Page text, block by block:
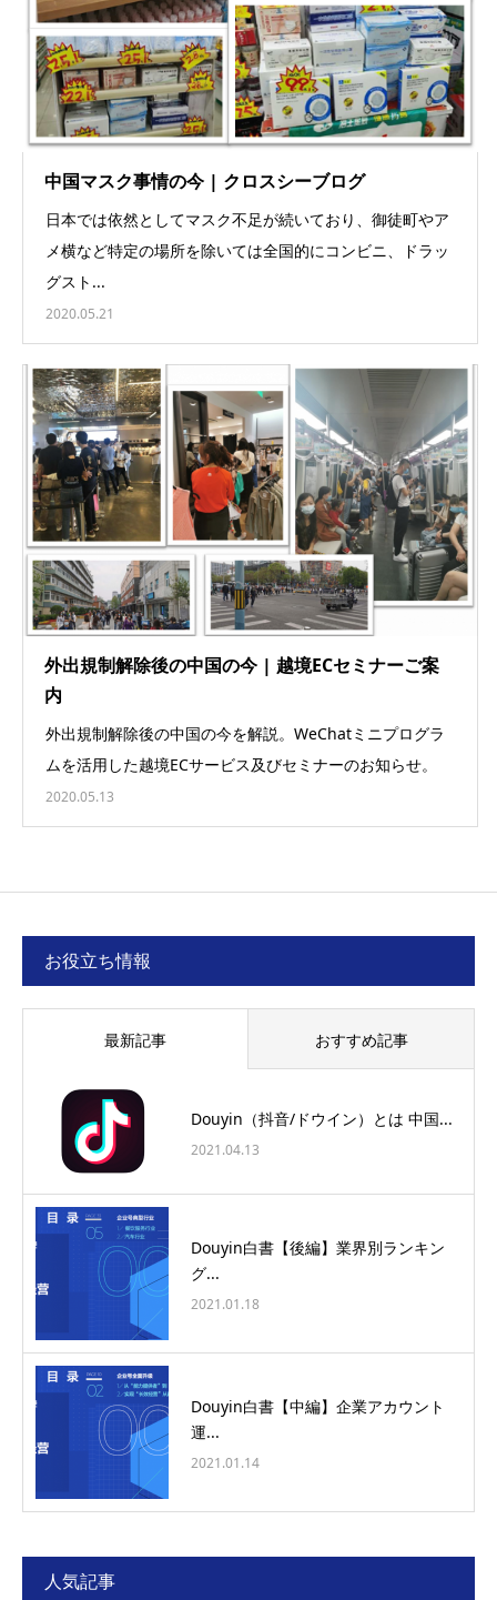
中国マスク事情の今 | クロスシーブログ
日本では依然としてマスク不足が続いており、御徒町やア
メ横など特定の場所を除いては全国的にコンビニ、ドラッ
グスト...
2020.05.21
外出規制解除後の中国の今 | 越境ECセミナーご案
内
外出規制解除後の中国の今を解説。WeChatミニプログラ
ムを活用した越境ECサービス及びセミナーのお知らせ。
2020.05.13
お役立ち情報
最新記事 おすすめ記事
Douyin（抖音/ドウイン）とは 中国...
2021.04.13
Douyin白書【後編】業界別ランキン
グ...
2021.01.18
Douyin白書【中編】企業アカウント
運...
2021.01.14
人気記事